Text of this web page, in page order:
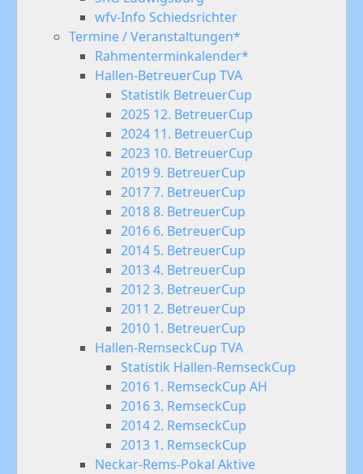
wfv-Info Schiedsrichter
Termine / Veranstaltungen*
Rahmenterminkalender*
Hallen-BetreuerCup TVA
Statistik BetreuerCup
2025 12. BetreuerCup
2024 11. BetreuerCup
2023 10. BetreuerCup
2019 9. BetreuerCup
2017 7. BetreuerCup
2018 8. BetreuerCup
2016 6. BetreuerCup
2014 5. BetreuerCup
2013 4. BetreuerCup
2012 3. BetreuerCup
2011 2. BetreuerCup
2010 1. BetreuerCup
Hallen-RemseckCup TVA
Statistik Hallen-RemseckCup
2016 1. RemseckCup AH
2016 3. RemseckCup
2014 2. RemseckCup
2013 1. RemseckCup
Neckar-Rems-Pokal Aktive